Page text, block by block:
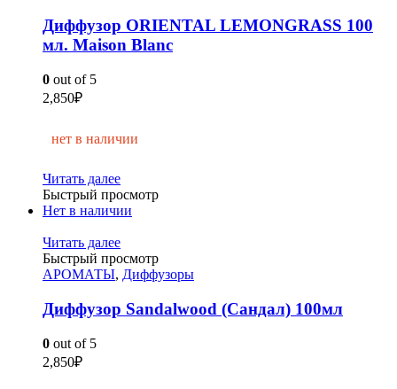
Диффузор ORIENTAL LEMONGRASS 100
мл. Maison Blanc
0 out of 5
2,850₽
нет в наличии
Читать далее
Быстрый просмотр
Нет в наличии
Читать далее
Быстрый просмотр
АРОМАТЫ, Диффузоры
Диффузор Sandalwood (Сандал) 100мл
0 out of 5
2,850₽